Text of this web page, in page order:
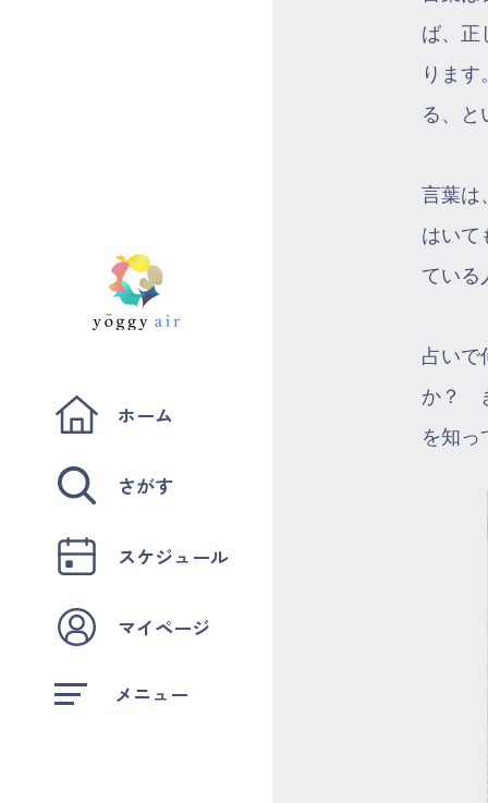
ホーム
さがす
スケジュール
マイページ
メニュー
ば、正
りま
る、と
言葉は
はいて
ている
占いで
か？
を知っ